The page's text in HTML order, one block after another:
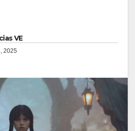
VE
2025